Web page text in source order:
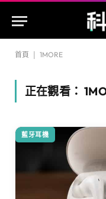
首頁 1MORE
正在觀看：
藍牙耳機